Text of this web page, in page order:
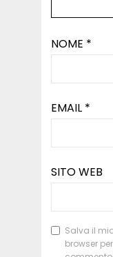
NOME *
EMAIL *
SITO WEB
Salva il
browser